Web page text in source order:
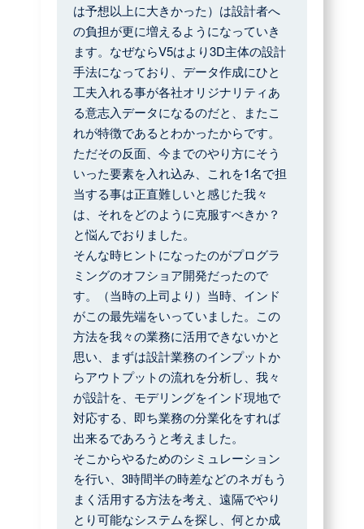
は予想以上に大きかった）は設計者へ
の負担が更に増えるようになっていき
ます。なぜならV5はより3D主体の設計
手法になっており、データ作成にひと
工夫入れる事が各社オリジナリティあ
る意志入データになるのだと、またこ
れが特徴であるとわかったからです。
ただその反面、今までのやり方にそう
いった要素を入れ込み、これを1名で担
当する事は正直難しいと感じた我々
は、それをどのように克服すべきか？
と悩んでおりました。
そんな時ヒントになったのがプログラ
ミングのオフショア開発だったので
す。（当時の上司より）当時、インド
がこの最先端をいっていました。この
方法を我々の業務に活用できないかと
思い、まずは設計業務のインプットか
らアウトプットの流れを分析し、我々
が設計を、モデリングをインド現地で
対応する、即ち業務の分業化をすれば
出来るであろうと考えました。
そこからやるためのシミュレーション
を行い、3時間半の時差などのネガもう
まく活用する方法を考え、遠隔でやり
とり可能なシステムを探し、何とか成